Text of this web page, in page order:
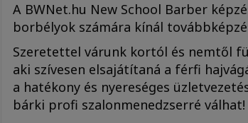
A BWNet.hu New School Barber
borbélyok számára kínál
Szeretettel várunk kortól és nemtől
aki szívesen elsajátítaná a férfi
a hatékony és nyereséges
bárki profi szalonmenedzserré válhat!